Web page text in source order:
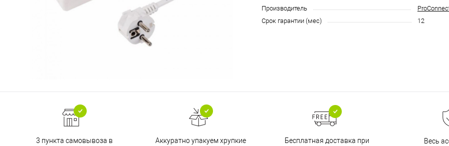
Производитель
Срок гарантии (мес)
12
3 пункта самовывоза в
Аккуратно упакуем хрупкие
Бесплатная доставка при
Весь